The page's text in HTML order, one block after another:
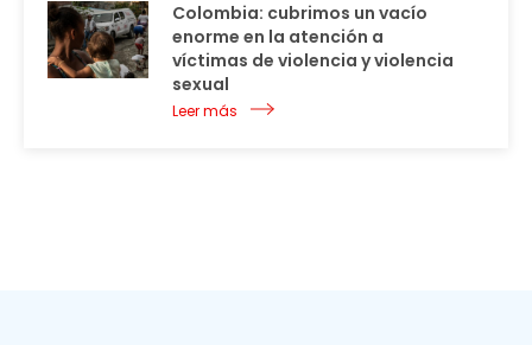
Colombia: cubrimos un vacío
enorme en la atención a
víctimas de violencia y violencia
sexual
Leer más